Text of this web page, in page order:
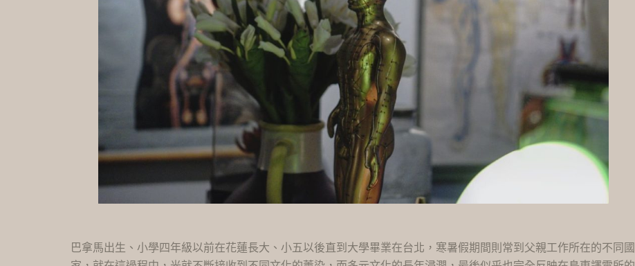
巴拿馬出生、小學四年級以前在花蓮長大、小五以後直到大學畢業在台北，寒暑假期間則常到父親工作所在的不同國